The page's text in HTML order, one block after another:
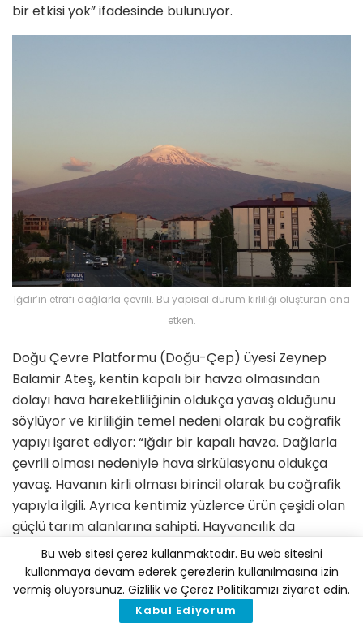
bir etkisi yok” ifadesinde bulunuyor.
Iğdır’ın etrafı dağlarla çevrili. Bu yapısal durum kirliliği oluşturan ana
etken.
Doğu Çevre Platformu (Doğu-Çep) üyesi Zeynep
Balamir Ateş, kentin kapalı bir havza olmasından
dolayı hava hareketliliğinin oldukça yavaş olduğunu
söylüyor ve kirliliğin temel nedeni olarak bu coğrafik
yapıyı işaret ediyor: “Iğdır bir kapalı havza. Dağlarla
çevrili olması nedeniyle hava sirkülasyonu oldukça
yavaş. Havanın kirli olması birincil olarak bu coğrafik
yapıyla ilgili. Ayrıca kentimiz yüzlerce ürün çeşidi olan
güçlü tarım alanlarına sahipti. Hayvancılık da
gelişkindi. Ancak tarım ve hayvancılığın
bırakılmasıyla köy nüfusu kentlere akın etti. Keza
Nahçıvan’dan da kentte göç var. Böyle olunca
kentteki tarım arazileri imara açıldı. Şu an her yer
Bu web sitesi çerez kullanmaktadır. Bu web sitesini
kullanmaya devam ederek çerezlerin kullanılmasına izin
vermiş oluyorsunuz. Gizlilik ve Çerez Politikamızı ziyaret edin.
Kabul Ediyorum